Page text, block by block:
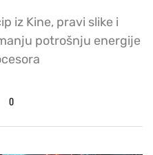
iz Kine, pravi slike i
potrošnju energije
0